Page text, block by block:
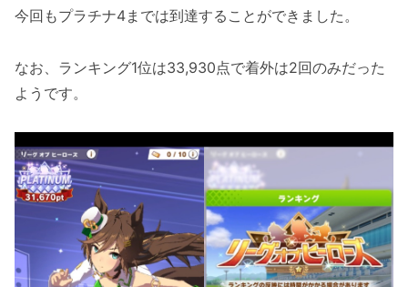
今回もプラチナ4までは到達することができました。
なお、ランキング1位は33,930点で着外は2回のみだった
ようです。